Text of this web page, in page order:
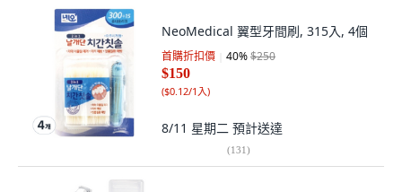
NeoMedical 翼型牙間刷, 315入, 4個
首購折扣價 40%$250
$150
($0.12/1入)
8/11 星期二 預計送達
(131)